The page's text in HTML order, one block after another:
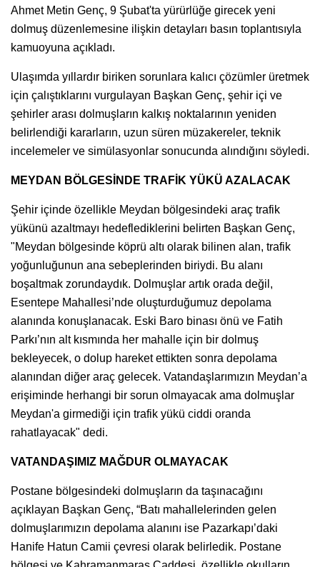
Ahmet Metin Genç, 9 Şubat'ta yürürlüğe girecek yeni
dolmuş düzenlemesine ilişkin detayları basın toplantısıyla
kamuoyuna açıkladı.
Ulaşımda yıllardır biriken sorunlara kalıcı çözümler üretmek
için çalıştıklarını vurgulayan Başkan Genç, şehir içi ve
şehirler arası dolmuşların kalkış noktalarının yeniden
belirlendiği kararların, uzun süren müzakereler, teknik
incelemeler ve simülasyonlar sonucunda alındığını söyledi.
MEYDAN BÖLGESİNDE TRAFİK YÜKÜ AZALACAK
Şehir içinde özellikle Meydan bölgesindeki araç trafik
yükünü azaltmayı hedeflediklerini belirten Başkan Genç,
"Meydan bölgesinde köprü altı olarak bilinen alan, trafik
yoğunluğunun ana sebeplerinden biriydi. Bu alanı
boşaltmak zorundaydık. Dolmuşlar artık orada değil,
Esentepe Mahallesi’nde oluşturduğumuz depolama
alanında konuşlanacak. Eski Baro binası önü ve Fatih
Parkı’nın alt kısmında her mahalle için bir dolmuş
bekleyecek, o dolup hareket ettikten sonra depolama
alanından diğer araç gelecek. Vatandaşlarımızın Meydan’a
erişiminde herhangi bir sorun olmayacak ama dolmuşlar
Meydan'a girmediği için trafik yükü ciddi oranda
rahatlayacak" dedi.
VATANDAŞIMIZ MAĞDUR OLMAYACAK
Postane bölgesindeki dolmuşların da taşınacağını
açıklayan Başkan Genç, “Batı mahallelerinden gelen
dolmuşlarımızın depolama alanını ise Pazarkapı’daki
Hanife Hatun Camii çevresi olarak belirledik. Postane